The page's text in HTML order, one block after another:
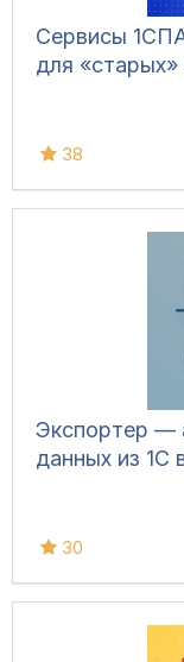
Сервисы
для «старых»
38
Экспортер —
данных из 1С
30